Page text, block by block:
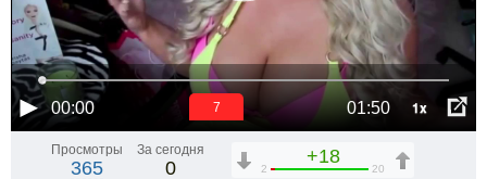
00:00 01:50 1x
6
Просмотры
365
За сегодня
0
+18
2 20